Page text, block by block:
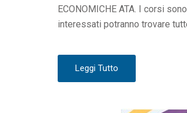
ECONOMICHE ATA. I corsi
interessati potranno trovare
Leggi Tutto